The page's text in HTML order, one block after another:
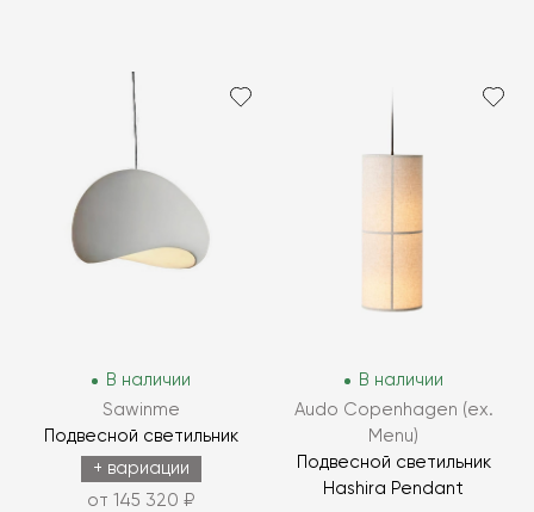
В наличии
Sawinme
Подвесной светильник
+ вариации
от 145 320 ₽
В наличии
Audo Copenhagen (ex.
Menu)
Подвесной светильник
Hashira Pendant